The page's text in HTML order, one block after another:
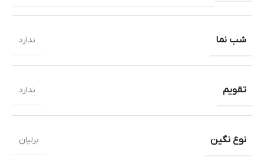
شب نما ندارد
تقویم ندارد
نوع نگین برلیان